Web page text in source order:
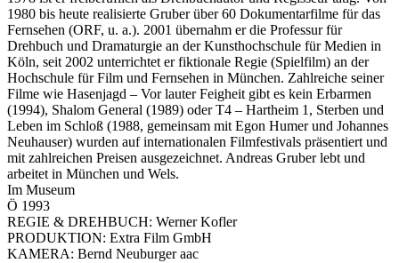
1980 bis heute realisierte Gruber über 60 Dokumentarfilme für das
Fernsehen (ORF, u. a.). 2001 übernahm er die Professur für
Drehbuch und Dramaturgie an der Kunsthochschule für Medien in
Köln, seit 2002 unterrichtet er fiktionale Regie (Spielfilm) an der
Hochschule für Film und Fernsehen in München. Zahlreiche seiner
Filme wie Hasenjagd – Vor lauter Feigheit gibt es kein Erbarmen
(1994), Shalom General (1989) oder T4 – Hartheim 1, Sterben und
Leben im Schloß (1988, gemeinsam mit Egon Humer und Johannes
Neuhauser) wurden auf internationalen Filmfestivals präsentiert und
mit zahlreichen Preisen ausgezeichnet. Andreas Gruber lebt und
arbeitet in München und Wels.
Im Museum
Ö 1993
REGIE & DREHBUCH: Werner Kofler
PRODUKTION: Extra Film GmbH
KAMERA: Bernd Neuburger aac